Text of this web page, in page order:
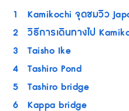
1
Kamikochi จุดชมวิว
2 วิธีการเดินทางไป
3
Taisho Ike
4 Tashiro Pond
5 Tashiro bridge
6 Kappa bridge